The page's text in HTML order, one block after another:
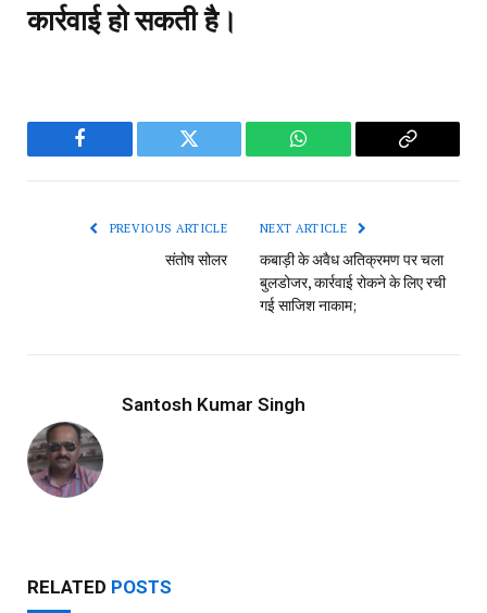
कार्रवाई हो सकती है।
Facebook Twitter WhatsApp
Copy
PREVIOUS ARTICLE
संतोष सोलर
NEXT ARTICLE
कबाड़ी के अवैध अतिक्रमण पर चला
बुलडोजर, कार्रवाई रोकने के लिए रची
गई साजिश नाकाम;
Santosh Kumar Singh
RELATED POSTS